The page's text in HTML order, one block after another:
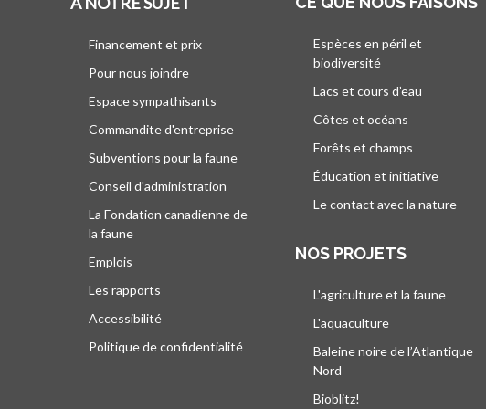
Financement et prix
Pour nous joindre
Espace sympathisants
Commandite d'entreprise
Subventions pour la faune
Conseil d'administration
La Fondation canadienne de
la faune
Emplois
Les rapports
Accessibilité
Politique de confidentialité
Espèces en péril et
biodiversité
Lacs et cours d’eau
Côtes et océans
Forêts et champs
Éducation et initiative
Le contact avec la nature
NOS PROJETS
L'agriculture et la faune
L'aquaculture
Baleine noire de l’Atlantique
Nord
Bioblitz!